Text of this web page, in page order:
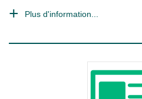
Plus d'information...